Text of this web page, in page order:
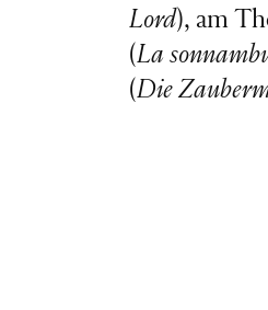
Lord), am
(La
(Die